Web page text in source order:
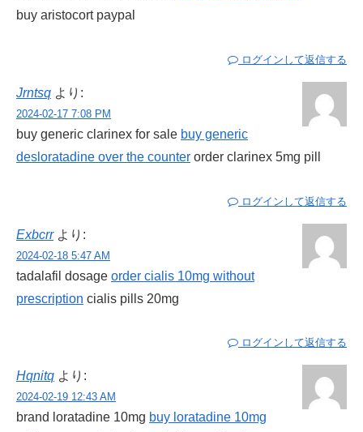
buy aristocort paypal
ログインして返信する
Jrntsq より:
2024-02-17 7:08 PM
buy generic clarinex for sale buy generic
desloratadine over the counter order clarinex 5mg pill
ログインして返信する
Exbcrr より:
2024-02-18 5:47 AM
tadalafil dosage order cialis 10mg without
prescription cialis pills 20mg
ログインして返信する
Hqnitq より:
2024-02-19 12:43 AM
brand loratadine 10mg buy loratadine 10mg